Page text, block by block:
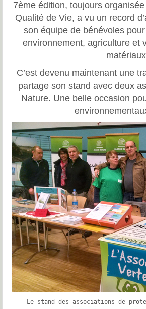
7ème édition, toujours
Qualité de Vie, a vu un record
son équipe de bénévoles
environnement, agriculture et
C’est devenu maintenant une
partage son stand avec deux
Nature. Une belle occasion
Le stand des associations de